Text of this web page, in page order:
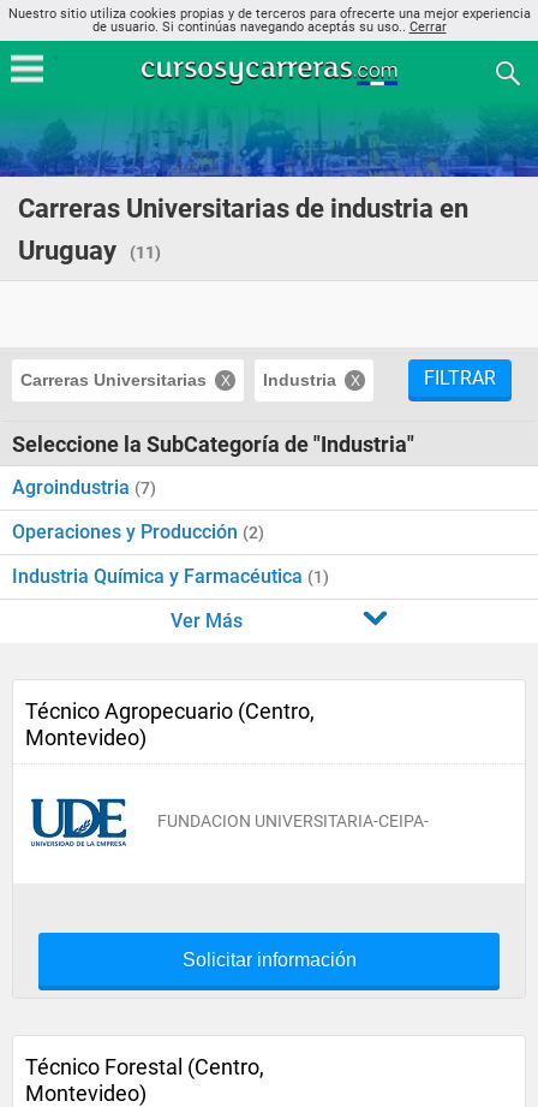
Nuestro sitio utiliza cookies propias y de terceros para ofrecerte una mejor experiencia
de usuario. Si continúas navegando aceptás su uso.. Cerrar
Carreras Universitarias de industria en
Uruguay
(11)
Carreras Universitarias Industria FILTRAR
Seleccione la SubCategoría de "Industria"
Agroindustria (7)
Operaciones y Producción (2)
Industria Química y Farmacéutica (1)
Ver Más
Técnico Agropecuario (Centro,
Montevideo)
FUNDACION UNIVERSITARIA-CEIPA-
Solicitar información
Técnico Forestal (Centro,
Montevideo)